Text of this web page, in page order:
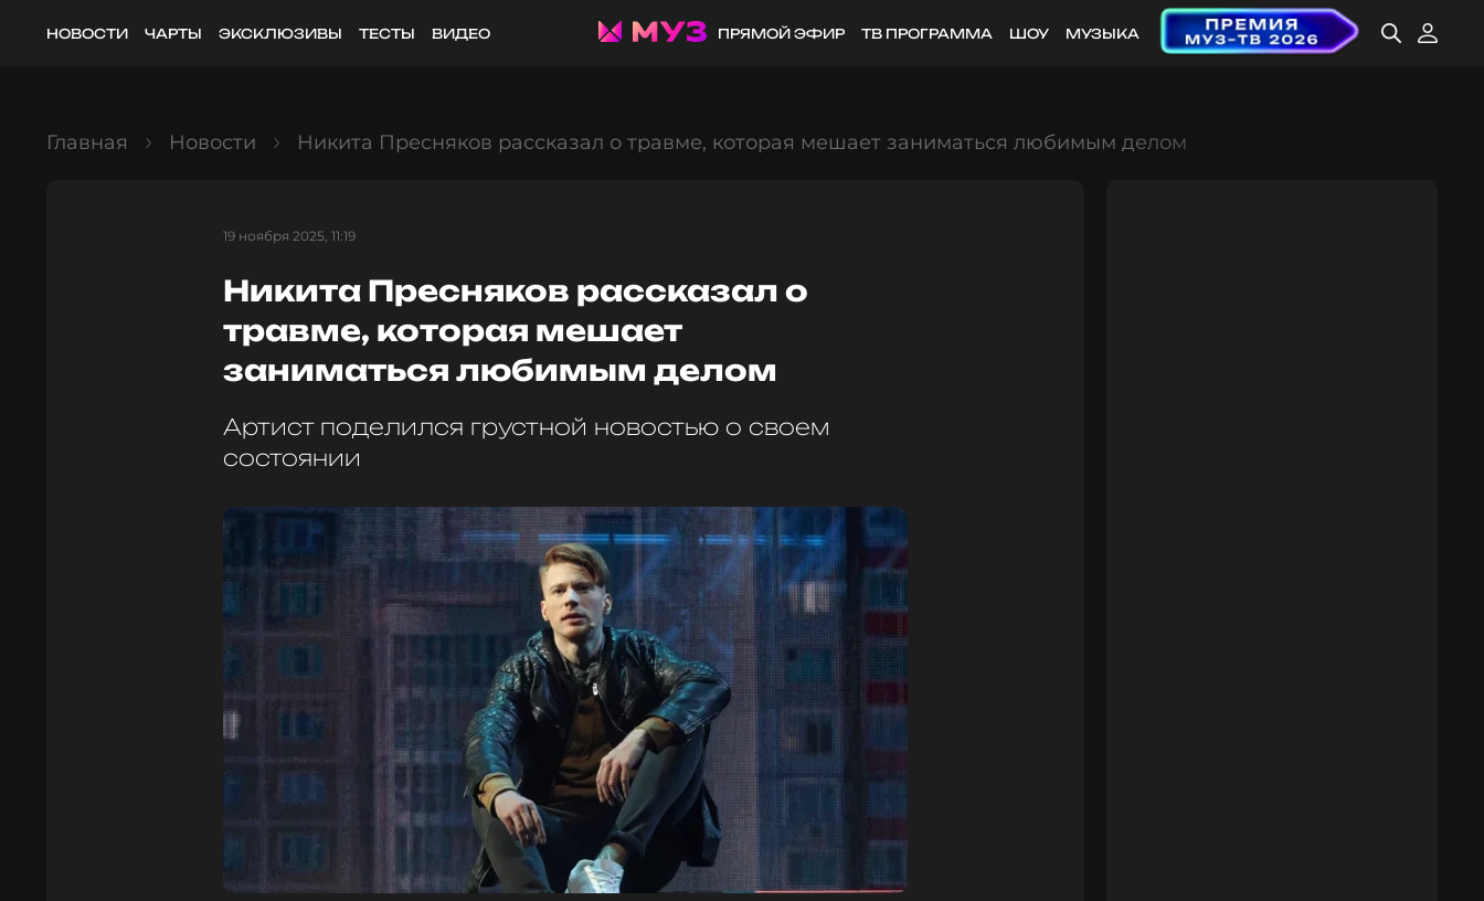
НОВОСТИ ЧАРТЫ ЭКСКЛЮЗИВЫ ТЕСТЫ ВИДЕО ПРЯМОЙ ЭФИР ТВ ПРОГРАММА ШОУ МУЗЫКА
Главная Новости Никита Пресняков рассказал о травме, которая мешает заниматься любимым делом
19 ноября 2025, 11:19
Никита Пресняков рассказал о
травме, которая мешает
заниматься любимым делом
Артист поделился грустной новостью о своем
состоянии